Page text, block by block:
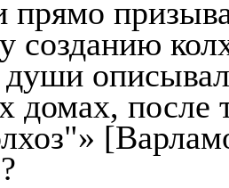
прямо
созданию
души
домах, после